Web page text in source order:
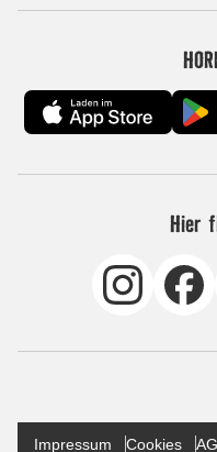
Hier
Impressum Cookies